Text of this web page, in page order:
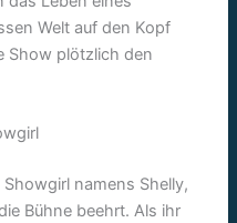
Welt auf den Kopf
Show plötzlich den
namens Shelly,
Bühne beehrt. Als ihr